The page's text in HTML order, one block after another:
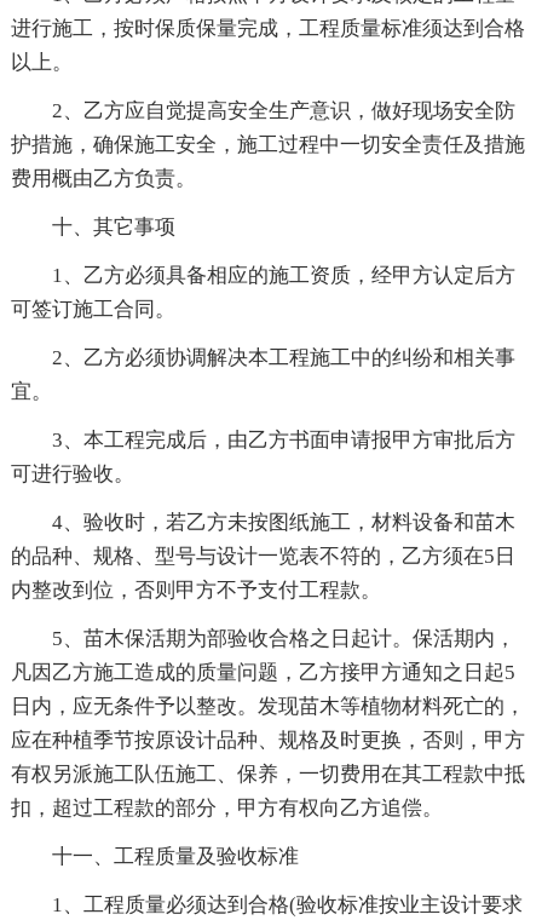
进行施工，按时保质保量完成，工程质量标准须达到合格
以上。
2、乙方应自觉提高安全生产意识，做好现场安全防
护措施，确保施工安全，施工过程中一切安全责任及措施
费用概由乙方负责。
十、其它事项
1、乙方必须具备相应的施工资质，经甲方认定后方
可签订施工合同。
2、乙方必须协调解决本工程施工中的纠纷和相关事
宜。
3、本工程完成后，由乙方书面申请报甲方审批后方
可进行验收。
4、验收时，若乙方未按图纸施工，材料设备和苗木
的品种、规格、型号与设计一览表不符的，乙方须在5日
内整改到位，否则甲方不予支付工程款。
5、苗木保活期为部验收合格之日起计。保活期内，
凡因乙方施工造成的质量问题，乙方接甲方通知之日起5
日内，应无条件予以整改。发现苗木等植物材料死亡的，
应在种植季节按原设计品种、规格及时更换，否则，甲方
有权另派施工队伍施工、保养，一切费用在其工程款中抵
扣，超过工程款的部分，甲方有权向乙方追偿。
十一、工程质量及验收标准
1、工程质量必须达到合格(验收标准按业主设计要求